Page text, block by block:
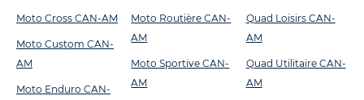
Moto Cross CAN-AM
Moto Custom CAN-
AM
Moto Enduro CAN-
Moto Routière CAN-
AM
Moto Sportive CAN-
AM
Quad Loisirs CAN-
AM
Quad Utilitaire CAN-
AM